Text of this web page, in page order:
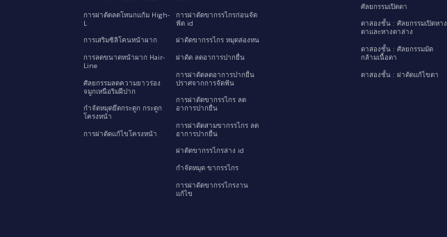
การผ่าตัดลดโหนกแก้ม High-
L
การเสริมซิลิโคนหน้าผาก
การลดขนาดหน้าผาก Hair-
Line
ศัลยกรรมลดความยาวร่อง
จมูกเหนือริมฝีปาก
กำจัดหมุดยึดกระดูก กระดูก
โครงหน้า
การผ่าตัดแก้ไขโครงหน้า
การผ่าตัดขากรรไกรก่อนจัด
ฟัด id
ผ่าตัดขากรรไกร หมุดล่องหน
ผ่าตัด ลดอาการปากยื่น
การผ่าตัดลดอาการปากยื่น
ปราศจากการจัดฟัน
การผ่าตัดขากรรไกร ลด
อาการปากยื่น
การผ่าตัดสามขากรรไกร ลด
อาการปากยื่น
ผ่าตัดขากรรไกรล่าง id
กำจัดหมุด ขากรรไกร
การผ่าตัดขากรรไกรงาน
แก้ไข
ศัลยกรรมเปิดตา
ตาสองชั้น : ศัลยกรรมเปิดหาง
ตาและหางตาล่าง
ตาสองชั้น : ศัลยกรรมมัด
กล้ามเนื้อตา
ตาสองชั้น : ผ่าตัดแก้ไขตา